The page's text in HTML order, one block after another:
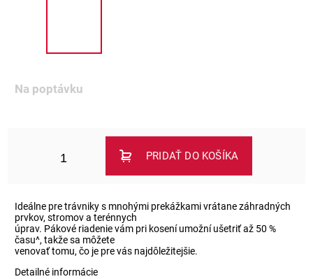
Na poptávku
PRIDAŤ DO KOŠÍKA
Ideálne pre trávniky s mnohými prekážkami vrátane záhradných
prvkov, stromov a terénnych
úprav. Pákové riadenie vám pri kosení umožní ušetriť až 50 %
času^, takže sa môžete
venovať tomu, čo je pre vás najdôležitejšie.
Detailné informácie